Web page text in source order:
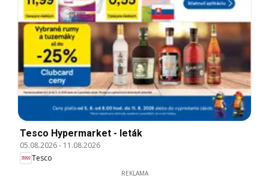
Tesco Hypermarket - leták
05.08.2026- 11.08.2026
Tesco
REKLAMA